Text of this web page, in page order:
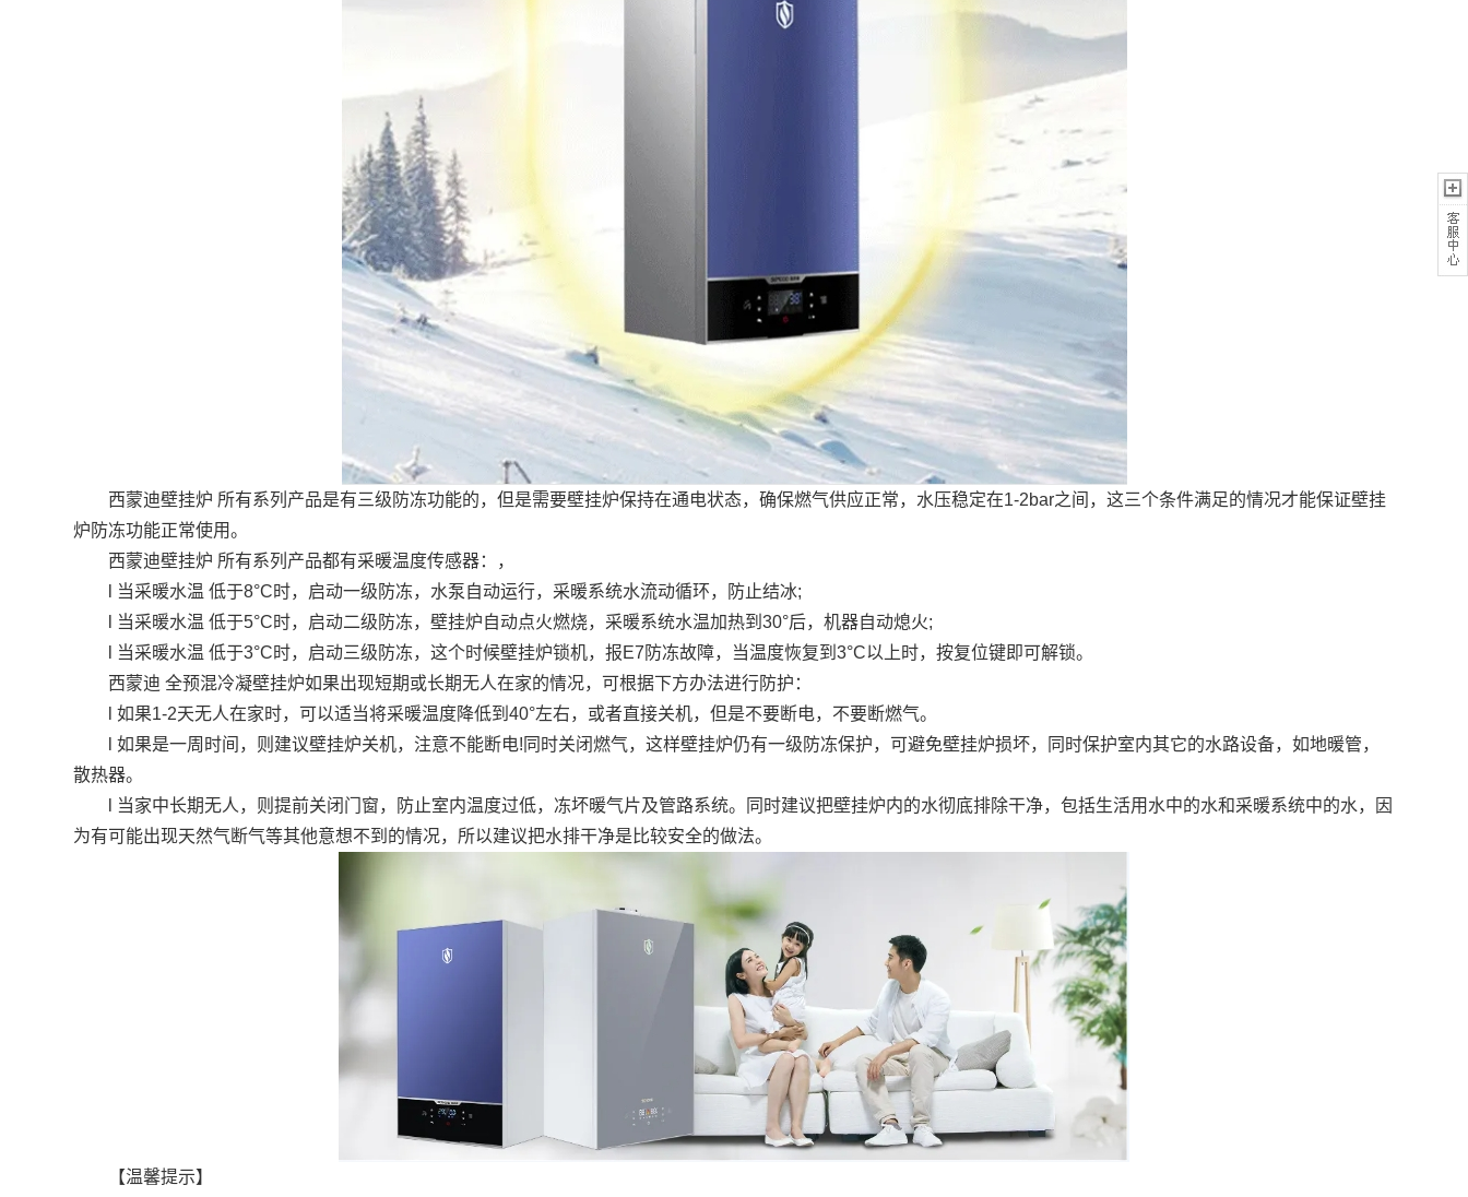
西蒙迪壁挂炉 所有系列产品是有三级防冻功能的，但是需要壁挂炉保持在通电状态，确保燃气供应正常，水压稳定在1-2bar之间，这三个条件满足的情况才能保证壁挂
炉防冻功能正常使用。
西蒙迪壁挂炉 所有系列产品都有采暖温度传感器：，
l 当采暖水温 低于8°C时，启动一级防冻，水泵自动运行，采暖系统水流动循环，防止结冰;
l 当采暖水温 低于5°C时，启动二级防冻，壁挂炉自动点火燃烧，采暖系统水温加热到30°后，机器自动熄火;
l 当采暖水温 低于3°C时，启动三级防冻，这个时候壁挂炉锁机，报E7防冻故障，当温度恢复到3°C以上时，按复位键即可解锁。
西蒙迪 全预混冷凝壁挂炉如果出现短期或长期无人在家的情况，可根据下方办法进行防护：
l 如果1-2天无人在家时，可以适当将采暖温度降低到40°左右，或者直接关机，但是不要断电，不要断燃气。
l 如果是一周时间，则建议壁挂炉关机，注意不能断电!同时关闭燃气，这样壁挂炉仍有一级防冻保护，可避免壁挂炉损坏，同时保护室内其它的水路设备，如地暖管，
散热器。
l 当家中长期无人，则提前关闭门窗，防止室内温度过低，冻坏暖气片及管路系统。同时建议把壁挂炉内的水彻底排除干净，包括生活用水中的水和采暖系统中的水，因
为有可能出现天然气断气等其他意想不到的情况，所以建议把水排干净是比较安全的做法。
【温馨提示】